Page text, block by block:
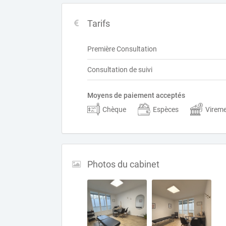
Tarifs
Première Consultation
Consultation de suivi
Moyens de paiement acceptés
Chèque
Espèces
Photos du cabinet